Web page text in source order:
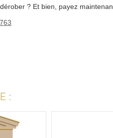
? Et bien, payez
: